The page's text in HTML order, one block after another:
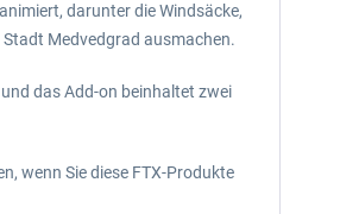
darunter die Windsäcke,
Medvedgrad ausmachen.
das Add-on beinhaltet zwei
wenn Sie diese FTX-Produkte